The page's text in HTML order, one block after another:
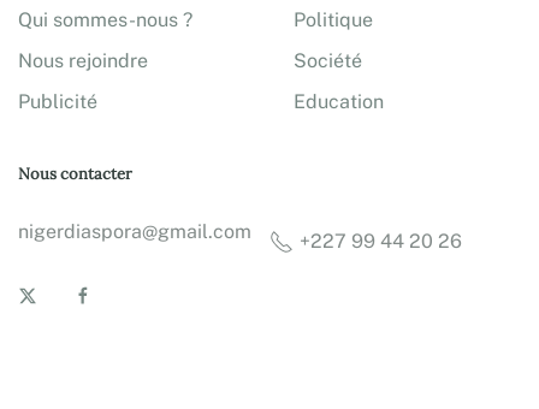
Qui sommes-nous ?
Nous rejoindre
Publicité
Politique
Société
Education
Nous contacter
nigerdiaspora@gmail.com +227 99 44 20 26